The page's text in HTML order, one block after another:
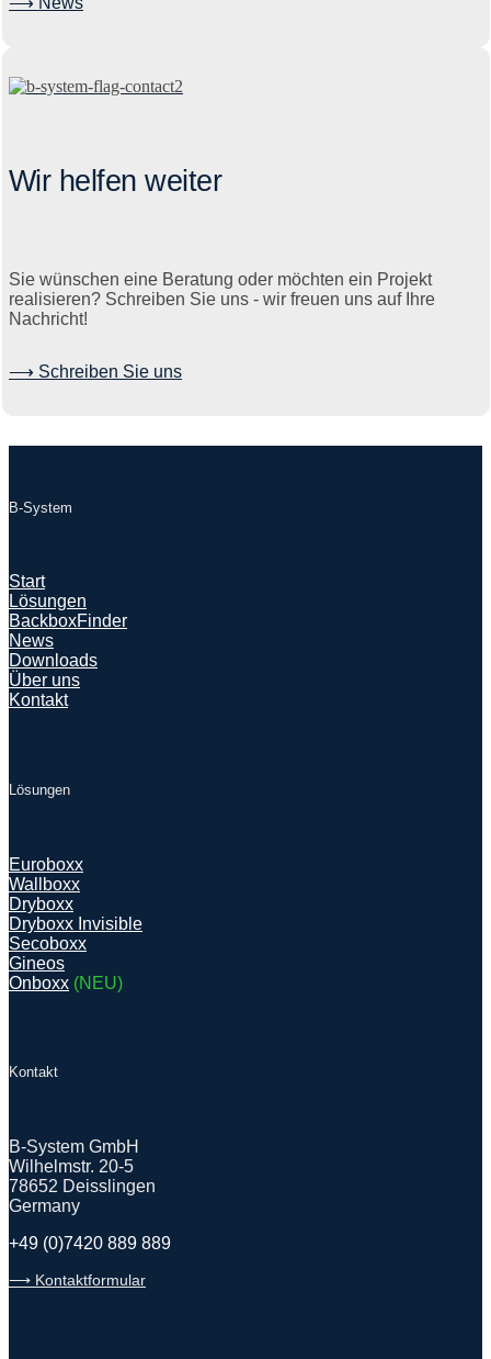
Wir helfen weiter
Sie wünschen eine Beratung oder möchten ein Projekt
realisieren? Schreiben Sie uns - wir freuen uns auf Ihre
Nachricht!
⟶ Schreiben Sie uns
B-System
Start
Lösungen
BackboxFinder
News
Downloads
Über uns
Kontakt
Lösungen
Euroboxx
Wallboxx
Dryboxx
Dryboxx Invisible
Secoboxx
Gineos
Onboxx (NEU)
Kontakt
B-System GmbH
Wilhelmstr. 20-5
78652 Deisslingen
Germany
+49 (0)7420 889 889
⟶ Kontaktformular